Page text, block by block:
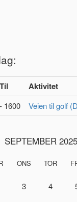
Aktivitet
1600 Veien til golf
SEPTEMBER 2025
ONS TOR
3 4